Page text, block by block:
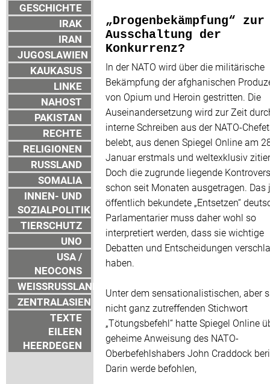
GESCHICHTE
IRAK
IRAN
JUGOSLAWIEN
KAUKASUS
LINKE
NAHOST
PAKISTAN
RECHTE
RELIGIONEN
RUSSLAND
SOMALIA
INNEN- UND
SOZIALPOLITIK
TIERSCHUTZ
UNO
USA /
NEOCONS
WEISSRUSSLAND
ZENTRALASIEN
TEXTE
EILEEN
HEERDEGEN
„Drogenbekämpfung“ zur
Ausschaltung der
Konkurrenz?
In der NATO wird über die militärische
Bekämpfung der afghanischen
von Opium und Heroin gestritten. Die
Auseinandersetzung wird zur Zeit
interne Schreiben aus der NATO-
belebt, aus denen Spiegel Online am
Januar erstmals und weltexklusiv
Doch die zugrunde liegende
schon seit Monaten ausgetragen. Das
öffentlich bekundete „Entsetzen“
Parlamentarier muss daher wohl so
interpretiert werden, dass sie wichtige
Debatten und Entscheidungen
haben.
Unter dem sensationalistischen, aber
nicht ganz zutreffenden Stichwort
„Tötungsbefehl“ hatte Spiegel Online
geheime Anweisung des NATO-
Oberbefehlshabers John Craddock
Darin werde befohlen,